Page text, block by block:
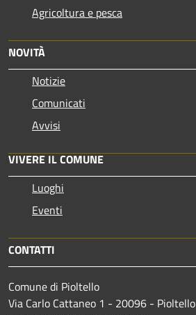
Agricoltura e pesca
NOVITÀ
Notizie
Comunicati
Avvisi
VIVERE IL COMUNE
Luoghi
Eventi
CONTATTI
Comune di Pioltello
Via Carlo Cattaneo 1 - 20096 - Pioltello